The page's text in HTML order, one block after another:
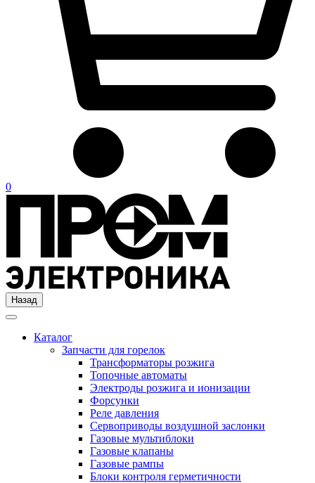
0
Назад
Каталог
Запчасти для горелок
Трансформаторы розжига
Топочные автоматы
Электроды розжига и ионизации
Форсунки
Реле давления
Сервоприводы воздушной заслонки
Газовые мультиблоки
Газовые клапаны
Газовые рампы
Блоки контроля герметичности